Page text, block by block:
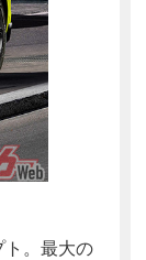
。最大の